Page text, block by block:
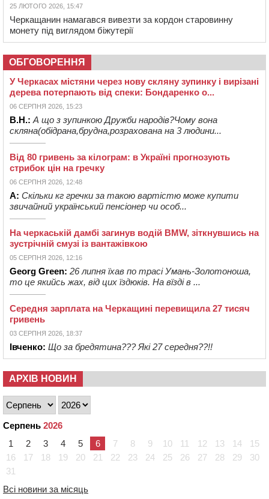
25 ЛЮТОГО 2026, 15:47
Черкащанин намагався вивезти за кордон старовинну
монету під виглядом біжутерії
ОБГОВОРЕННЯ
У Черкасах містяни через нову скляну зупинку і вирізані
дерева потерпають від спеки: Бондаренко о...
06 СЕРПНЯ 2026, 15:23
В.Н.: А що з зупинкою Дружби народів?Чому вона
скляна(обідрана,брудна,розрахована на 3 людини...
Від 80 гривень за кілограм: в Україні прогнозують
стрибок цін на гречку
06 СЕРПНЯ 2026, 12:48
А: Скільки кг гречки за такою вартістю може купити
звичайний український пенсіонер чи особ...
На черкаській дамбі загинув водій BMW, зіткнувшись на
зустрічній смузі із вантажівкою
05 СЕРПНЯ 2026, 12:16
Georg Green: 26 липня їхав по трасі Умань-Золотоноша,
то це якийсь жах, від цих їздюків. На вїзді в ...
Середня зарплата на Черкащині перевищила 27 тисяч
гривень
03 СЕРПНЯ 2026, 18:37
Івченко: Що за бредятина??? Які 27 середня??!!
АРХІВ НОВИН
Серпень 2026
1
2 3 4 5 6 7 8 9 10 11 12 13 14
15
16
17 18 19 20 21 22 23 24 25 26 27 28 29
30
31
Всі новини за місяць